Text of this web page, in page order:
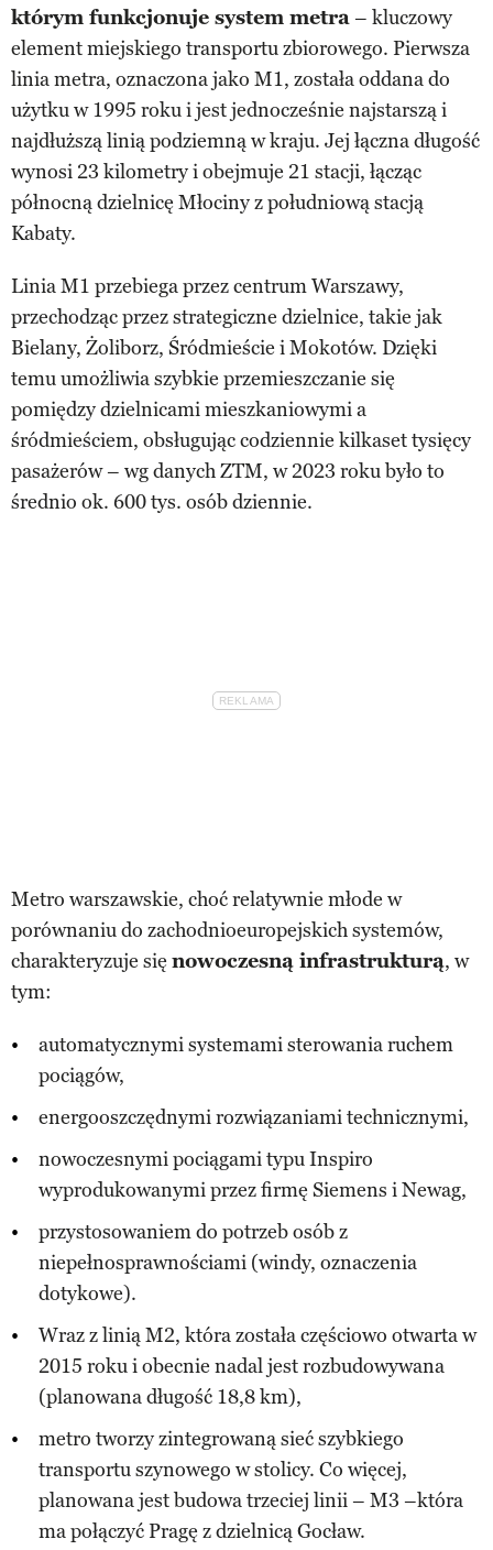
którym funkcjonuje system metra– kluczowy
element miejskiego transportu zbiorowego. Pierwsza
linia metra, oznaczona jako M1, została oddana do
użytku w 1995 roku i jest jednocześnie najstarszą i
najdłuższą linią podziemną w kraju. Jej łączna długość
wynosi 23 kilometry i obejmuje 21 stacji, łącząc
północną dzielnicę Młociny z południową stacją
Kabaty.
Linia M1 przebiega przez centrum Warszawy,
przechodząc przez strategiczne dzielnice, takie jak
Bielany, Żoliborz, Śródmieście i Mokotów. Dzięki
temu umożliwia szybkie przemieszczanie się
pomiędzy dzielnicami mieszkaniowymi a
śródmieściem, obsługując codziennie kilkaset tysięcy
pasażerów – wg danych ZTM, w 2023 roku było to
średnio ok. 600 tys. osób dziennie.
Metro warszawskie, choć relatywnie młode w
porównaniu do zachodnioeuropejskich systemów,
charakteryzuje się nowoczesną infrastrukturą, w
tym:
automatycznymi systemami sterowania ruchem
pociągów,
energooszczędnymi rozwiązaniami technicznymi,
nowoczesnymi pociągami typu Inspiro
wyprodukowanymi przez firmę Siemens i Newag,
przystosowaniem do potrzeb osób z
niepełnosprawnościami (windy, oznaczenia
dotykowe).
Wraz z linią M2, która została częściowo otwarta w
2015 roku i obecnie nadal jest rozbudowywana
(planowana długość 18,8 km),
metro tworzy zintegrowaną sieć szybkiego
transportu szynowego w stolicy. Co więcej,
planowana jest budowa trzeciej linii – M3 –która
ma połączyć Pragę z dzielnicą Gocław.